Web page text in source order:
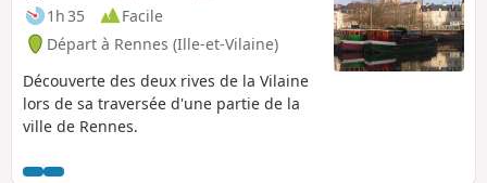
1h 35
Facile
Départ à Rennes (Ille-et-Vilaine)
Découverte des deux rives de la Vilaine
lors de sa traversée d'une partie de la
ville de Rennes.